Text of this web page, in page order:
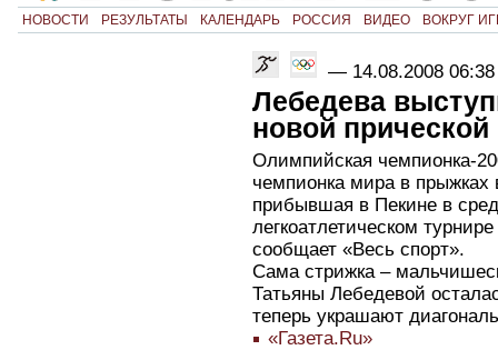
НОВОСТИ РЕЗУЛЬТАТЫ КАЛЕНДАРЬ РОССИЯ ВИДЕО ВОКРУГ
— 14.08.2008 06:38
Лебедева
новой прической
Олимпийская чемпионка-
чемпионка мира в прыжках
прибывшая в Пекине в
легкоатлетическом
сообщает «Весь спорт».
Сама стрижка –
Татьяны Лебедевой
теперь украшают
«Газета.Ru»